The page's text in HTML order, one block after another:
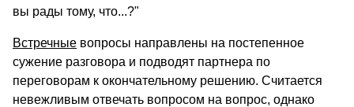
вы рады тому, что...?"
Встречные вопросы направлены на постепенное
сужение разговора и подводят партнера по
переговорам к окончательному решению. Считается
невежливым отвечать вопросом на вопрос, однако